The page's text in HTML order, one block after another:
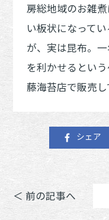
房総地域のお雑
い板状になって
が、実は昆布。
を利かせるとい
藤海苔店で販売
シェア
＜ 前の記事へ